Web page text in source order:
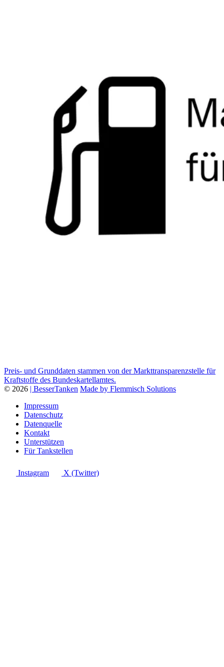
Preis- und Grunddaten stammen von der Markttransparenzstelle für
Kraftstoffe des Bundeskartellamtes.
© 2026 | BesserTanken Made by Flemmisch Solutions
Impressum
Datenschutz
Datenquelle
Kontakt
Unterstützen
Für Tankstellen
Instagram X (Twitter)